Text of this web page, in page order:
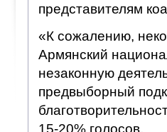
представителям
«К сожалению,
Армянский
незаконную
предвыборный
15-20% голосов.